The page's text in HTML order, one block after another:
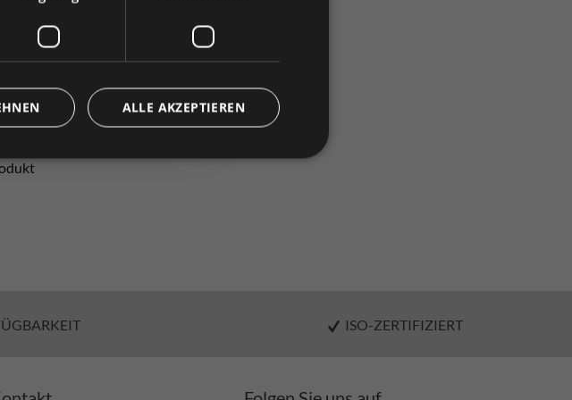
ISO-ZERTIFIZIERT
Geschäftskunde
ALLE AKZEPTIEREN